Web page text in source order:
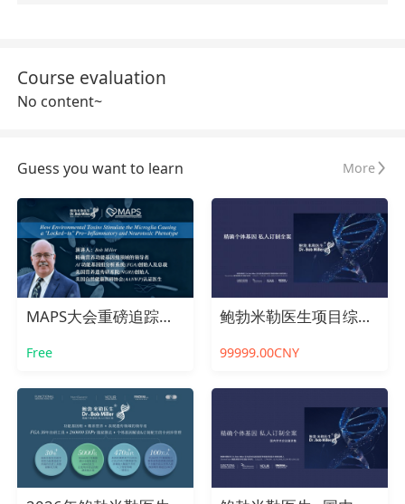
Course evaluation
No content~
Guess you want to learn More
MAPS大会重磅追踪｜揭示环境毒素驱动小胶质细胞活化与GABA功能失衡的关键通路
Free
鲍勃米勒医生项目综述及问题答疑
99999.00CNY